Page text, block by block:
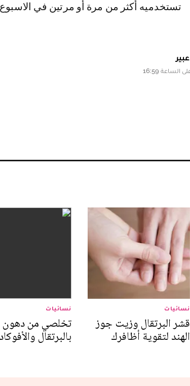
تستخدميه أكثر من مرة أو مرتين في
عبير
نسائيات
قشر البرتقال وزيت جوز
الهند لتقوية أظافرك
نسائيات
تخلصي من دهون
بالبرتقال